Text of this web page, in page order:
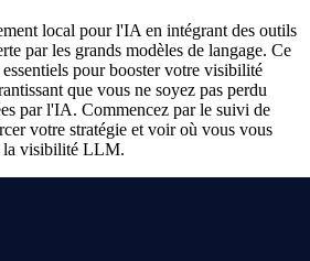
local pour l'IA en intégrant des outils
par les grands modèles de langage. Ce
pour booster votre visibilité
que vous ne soyez pas perdu
par l'IA. Commencez par le suivi de
votre stratégie et voir où vous vous
la visibilité LLM.